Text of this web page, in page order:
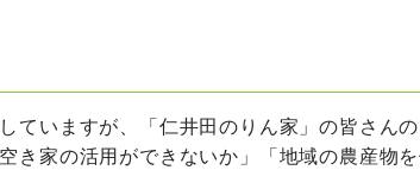
ていますが、「仁井田のりん家」の皆さん
き家の活用ができないか」「地域の農産物を